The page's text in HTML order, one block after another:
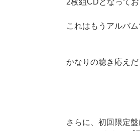
2枚組CDとなって
これはもうアルバム
かなりの聴き応え
さらに、初回限定